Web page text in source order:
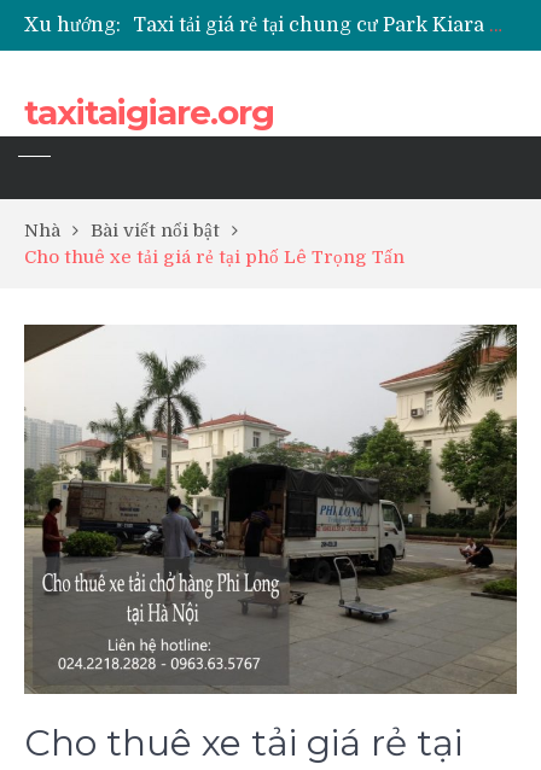
Xu hướng:
Taxi tải giá rẻ tại chung cư Park Kiara Hà Đông
Taxi tải giá rẻ tại chung cư Grande Park Phú Lãm
taxitaigiare.org
Nhà
Bài viết nổi bật
Cho thuê xe tải giá rẻ tại phố Lê Trọng Tấn
Cho thuê xe tải giá rẻ tại